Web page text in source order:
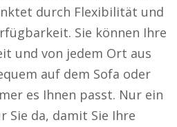
durch Flexibilität und
Sie können Ihre
und von jedem Ort aus
auf dem Sofa oder
es Ihnen passt. Nur ein
Sie da, damit Sie Ihre